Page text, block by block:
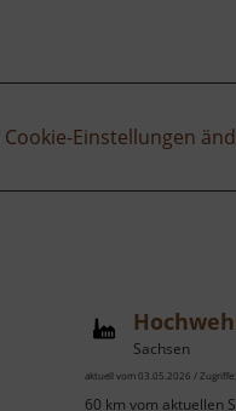
Cookie-Einstellungen
Sachsen
aktuell vom 03.05.2026 /
60 km vom aktuellen